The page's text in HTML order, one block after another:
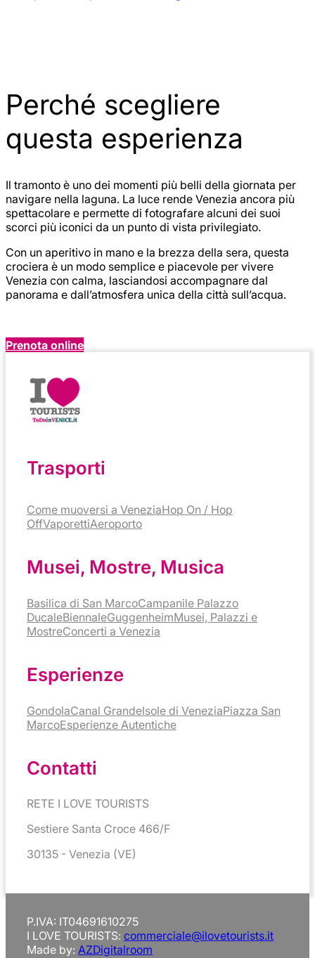
Perché scegliere
questa esperienza
Il tramonto è uno dei momenti più belli della giornata per
navigare nella laguna. La luce rende Venezia ancora più
spettacolare e permette di fotografare alcuni dei suoi
scorci più iconici da un punto di vista privilegiato.
Con un aperitivo in mano e la brezza della sera, questa
crociera è un modo semplice e piacevole per vivere
Venezia con calma, lasciandosi accompagnare dal
panorama e dall’atmosfera unica della città sull’acqua.
Prenota online
Trasporti
Come muoversi a VeneziaHop On / Hop
OffVaporettiAeroporto
Musei, Mostre, Musica
Basilica di San MarcoCampanile Palazzo
DucaleBiennaleGuggenheimMusei, Palazzi e
MostreConcerti a Venezia
Esperienze
GondolaCanal GrandeIsole di VeneziaPiazza San
MarcoEsperienze Autentiche
Contatti
RETE I LOVE TOURISTS
Sestiere Santa Croce 466/F
30135 - Venezia (VE)
P.IVA: IT04691610275
I LOVE TOURISTS: commerciale@ilovetourists.it
Made by: AZDigitalroom